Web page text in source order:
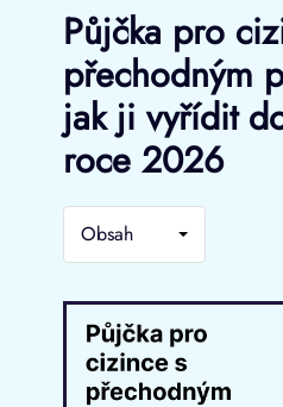
Půjčka pro
přechodným
jak ji vyřídit
roce 2026
Obsah